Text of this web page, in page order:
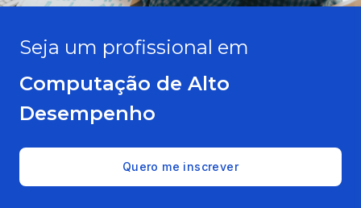
Seja um profissional em
Computação de Alto
Desempenho
Quero me inscrever